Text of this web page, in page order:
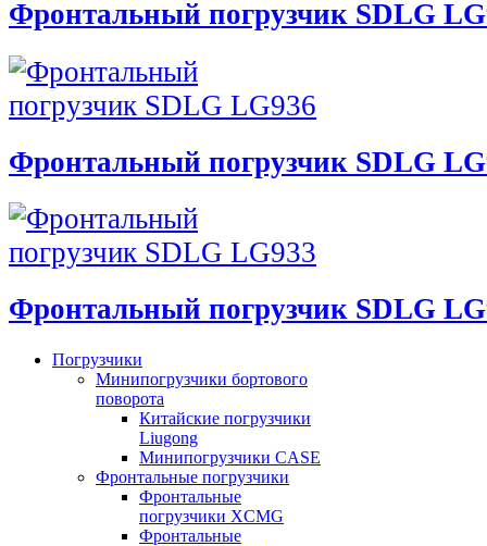
Фронтальный погрузчик SDLG
Фронтальный погрузчик SDLG
Фронтальный погрузчик SDLG
Погрузчики
Минипогрузчики бортового
поворота
Китайские погрузчики
Liugong
Минипогрузчики CASE
Фронтальные погрузчики
Фронтальные
погрузчики XCMG
Фронтальные